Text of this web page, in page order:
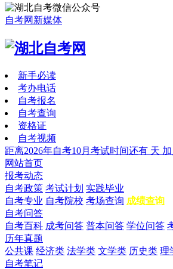
自考网新媒体
新手必读
考办电话
自考报名
自考查询
资格证
自考视频
距离2026年自考10月考试时间还有 天
网站首页
报考动态
自考政策 考试计划 实践毕业
自考专业 自考院校 考场查询 成绩查询
自考问答
自考百科 成考问答 普本问答 学位问答
历年真题
公共课 经济类 法学类 文学类 历史类 理
自考笔记